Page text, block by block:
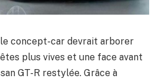
le concept-car devrait arborer
plus vives et une face avant
GT-R restylée. Grâce à